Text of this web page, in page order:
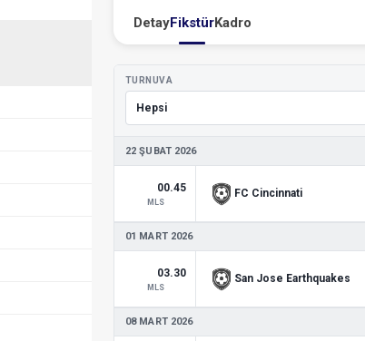
DetayFikstürKadro
TURNUVA
22 ŞUBAT 2026
00.45
MLS
FC Cincinnati
01 MART 2026
03.30
MLS
San Jose Earthquakes
08 MART 2026